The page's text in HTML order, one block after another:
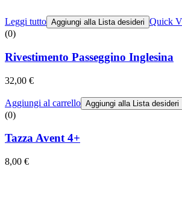
Leggi tutto Aggiungi alla Lista desideri Quick
(0)
Rivestimento Passeggino Inglesina
32,00 €
Aggiungi al carrello Aggiungi alla Lista desideri
(0)
Tazza Avent 4+
8,00 €